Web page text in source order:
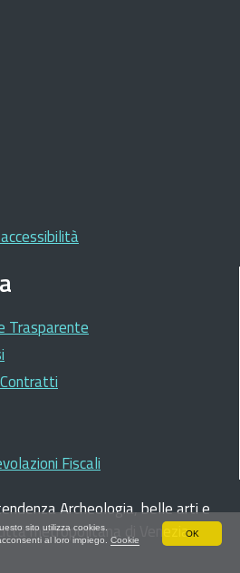
sito utilizza cookies.
al loro impiego. Cookie
OK
Trasparente
Fiscali
Archeologia, belle arti e
metropolitana di Venezia